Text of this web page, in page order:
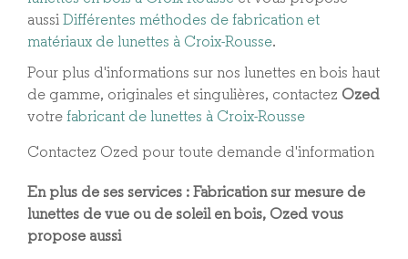
aussi Différentes méthodes de fabrication et
matériaux de lunettes à Croix-Rousse​.
Pour plus d'informations sur nos lunettes en bois haut
de gamme, originales et singulières, contactez Ozed
votre fabricant de lunettes à Croix-Rousse
Contactez Ozed pour toute demande d'information
En plus de ses services : Fabrication sur mesure de
lunettes de vue ou de soleil en bois, Ozed vous
propose aussi